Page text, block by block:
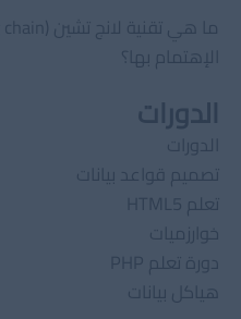
الإهتمام بها؟
الدورات
الدورات
تصميم قواعد بيانات
تعلم HTML5
خوارزميات
دورة تعلم PHP
هياكل بيانات